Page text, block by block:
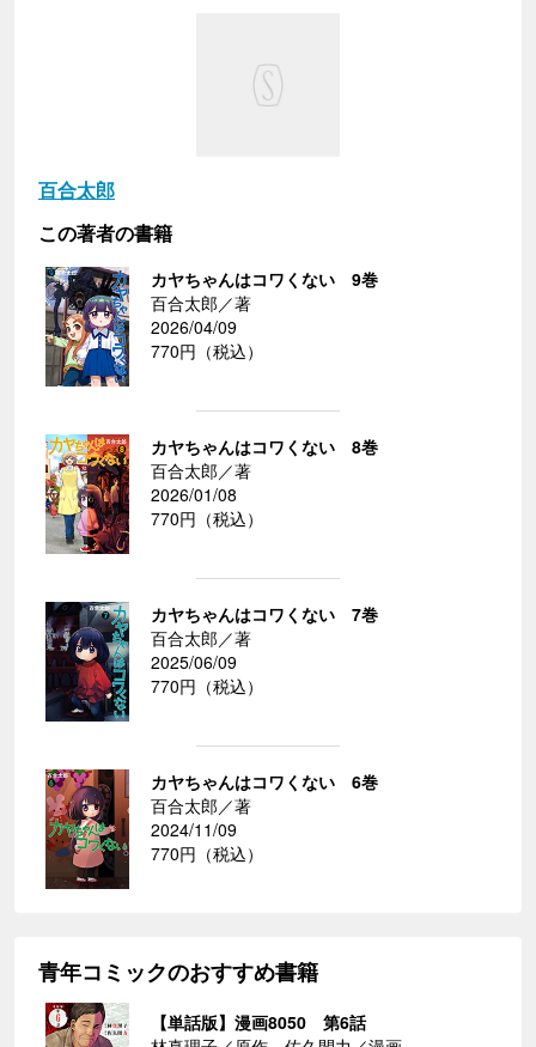
百合太郎
この著者の書籍
カヤちゃんはコワくない 9巻
百合太郎／著
2026/04/09
770円（税込）
カヤちゃんはコワくない 8巻
百合太郎／著
2026/01/08
770円（税込）
カヤちゃんはコワくない 7巻
百合太郎／著
2025/06/09
770円（税込）
カヤちゃんはコワくない 6巻
百合太郎／著
2024/11/09
770円（税込）
青年コミックのおすすめ書籍
【単話版】漫画8050 第6話